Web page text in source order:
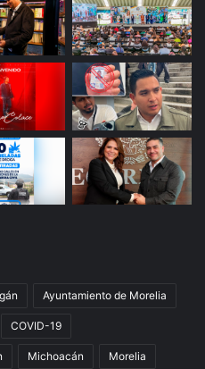
Ayuntamiento de Morelia
COVID-19
Michoacán Morelia